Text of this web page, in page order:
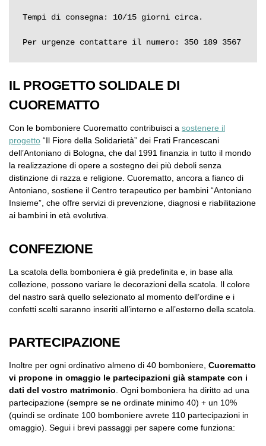
Tempi di consegna: 10/15 giorni circa.
Per urgenze contattare il numero: 350 189 3567
IL PROGETTO SOLIDALE DI
CUOREMATTO
Con le bomboniere Cuorematto contribuisci a sostenere il
progetto “Il Fiore della Solidarietà” dei Frati Francescani
dell’Antoniano di Bologna, che dal 1991 finanzia in tutto il mondo
la realizzazione di opere a sostegno dei più deboli senza
distinzione di razza e religione. Cuorematto, ancora a fianco di
Antoniano, sostiene il Centro terapeutico per bambini “Antoniano
Insieme”, che offre servizi di prevenzione, diagnosi e riabilitazione
ai bambini in età evolutiva.
CONFEZIONE
La scatola della bomboniera è già predefinita e, in base alla
collezione, possono variare le decorazioni della scatola. Il colore
del nastro sarà quello selezionato al momento dell’ordine e i
confetti scelti saranno inseriti all’interno e all’esterno della scatola.
PARTECIPAZIONE
Inoltre per ogni ordinativo almeno di 40 bomboniere, Cuorematto
vi propone in omaggio le partecipazioni già stampate con i
dati del vostro matrimonio . Ogni bomboniera ha diritto ad una
partecipazione (sempre se ne ordinate minimo 40) + un 10%
(quindi se ordinate 100 bomboniere avrete 110 partecipazioni in
omaggio). Segui i brevi passaggi per sapere come funziona: